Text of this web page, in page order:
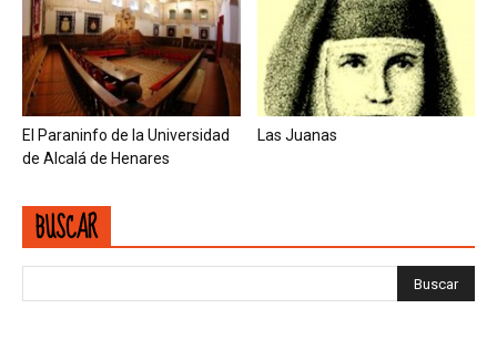
El Paraninfo de la Universidad
de Alcalá de Henares
Las Juanas
BUSCAR